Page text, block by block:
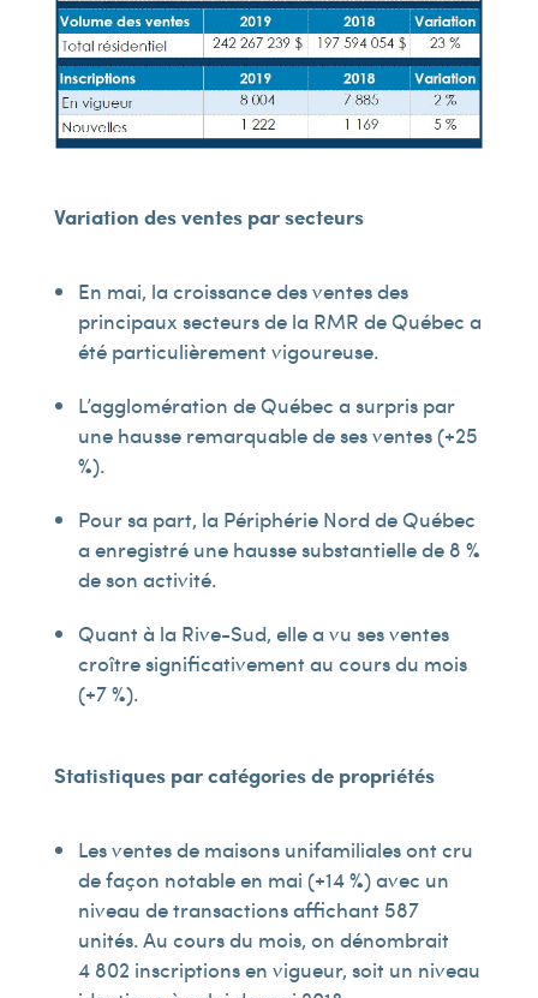
Variation des ventes par secteurs
En mai, la croissance des ventes des
principaux secteurs de la RMR de Québec a
été particulièrement vigoureuse.
L’agglomération de Québec a surpris par
une hausse remarquable de ses ventes (+25
%).
Pour sa part, la Périphérie Nord de Québec
a enregistré une hausse substantielle de 8 %
de son activité.
Quant à la Rive-Sud, elle a vu ses ventes
croître significativement au cours du mois
(+7 %).
Statistiques par catégories de propriétés
Les ventes de maisons unifamiliales ont cru
de façon notable en mai (+14 %) avec un
niveau de transactions affichant 587
unités. Au cours du mois, on dénombrait
4 802 inscriptions en vigueur, soit un niveau